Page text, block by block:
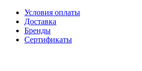
Условия оплаты
Доставка
Бренды
Сертификаты